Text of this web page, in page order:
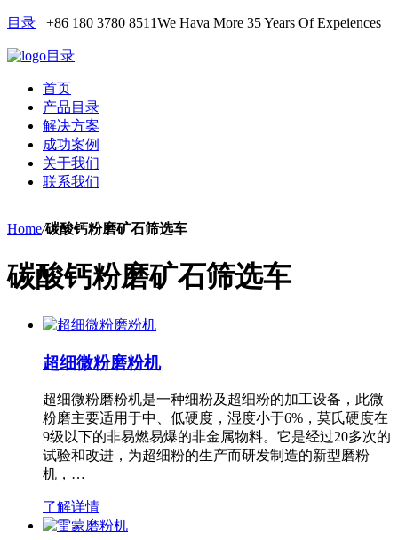
目录 +86 180 3780 8511We Hava More 35 Years Of Expeiences
目录
首页
产品目录
解决方案
成功案例
关于我们
联系我们
Home/碳酸钙粉磨矿石筛选车
碳酸钙粉磨矿石筛选车
超细微粉磨粉机
超细微粉磨粉机是一种细粉及超细粉的加工设备，此微
粉磨主要适用于中、低硬度，湿度小于6%，莫氏硬度在
9级以下的非易燃易爆的非金属物料。它是经过20多次的
试验和改进，为超细粉的生产而研发制造的新型磨粉
机，…
了解详情